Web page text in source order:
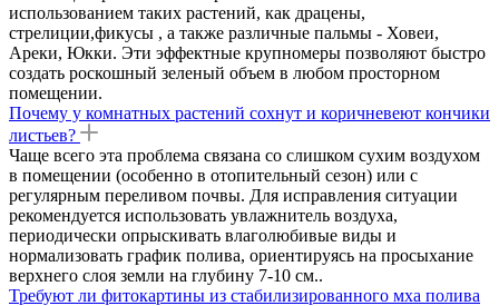
использованием таких растений, как драцены,
стрелиции,фикусы , а также различные пальмы - Ховеи,
Ареки, Юкки. Эти эффектные крупномеры позволяют быстро
создать роскошный зеленый объем в любом просторном
помещении.
Почему у комнатных растений сохнут и коричневеют кончики
листьев?
Чаще всего эта проблема связана со слишком сухим воздухом
в помещении (особенно в отопительный сезон) или с
регулярным переливом почвы. Для исправления ситуации
рекомендуется использовать увлажнитель воздуха,
периодически опрыскивать влаголюбивые виды и
нормализовать график полива, ориентируясь на просыхание
верхнего слоя земли на глубину 7-10 см..
Требуют ли фитокартины из стабилизированного мха полива